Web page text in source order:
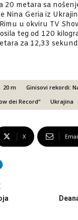
20 metara sa
Nina Geria iz
u okviru TV
teg od 120
za 12,33
20 m
Ginisovi rekordi:
dei Record“
Ukrajina
X